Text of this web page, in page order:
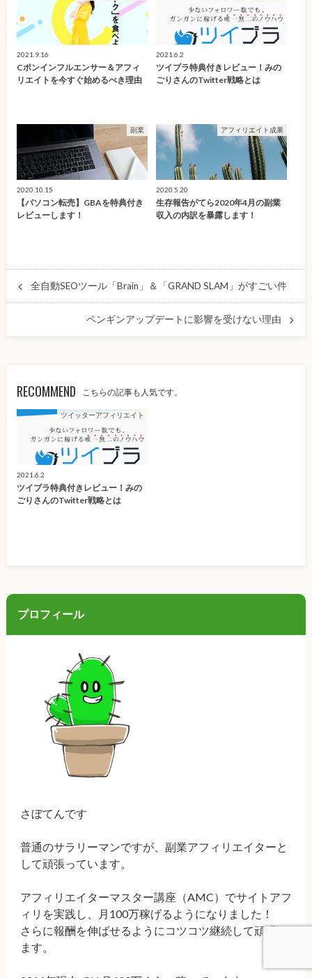
2021.9.16
Cポンインフルエンサー＆アフィ
リエイトを今すぐ始めるべき理由
2021.6.2
ツイブラ特典付きレビュー！みの
ごりさんのTwitter戦略とは
副業
2020.10.15
【パソコン転売】GBAを特典付き
レビューします！
アフィリエイト成果
2020.5.20
生存報告がてら2020年4月の副業
収入の内訳を暴露します！
全自動SEOツール「Brain」＆「GRAND SLAM」がすごい件
ペンギンアップデートに影響を受けない理由
RECOMMEND こちらの記事も人気です。
ツイッターアフィリエイト
2021.6.2
ツイブラ特典付きレビュー！みの
ごりさんのTwitter戦略とは
プロフィール
さぼてんです
普通のサラリーマンですが、副業アフィリエイターと
して頑張っています。
アフィリエイターマスター講座（AMC）でサイトアフ
ィリを実践し、月100万稼げるようになりました！
さらに報酬を伸ばせるようにコツコツ継続して頑張り
ます。